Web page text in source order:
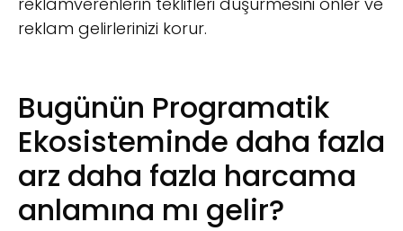
reklam gelirlerinizi korur.
Bugünün Programatik
Ekosisteminde daha fazla
arz daha fazla harcama
anlamına mı gelir?